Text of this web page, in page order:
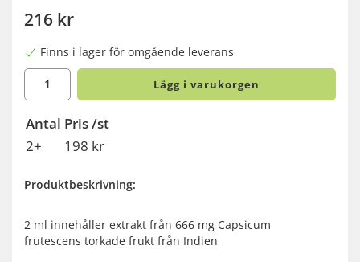
216 kr
Finns i lager för omgående leverans
Lägg i varukorgen
Antal Pris /st
2+
198 kr
Produktbeskrivning:
2 ml innehåller extrakt från 666 mg Capsicum
frutescens torkade frukt från Indien